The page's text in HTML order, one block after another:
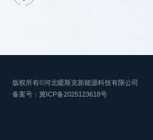
版权所有©河北暖斯克新能源科技有限公司
备案号：冀ICP备2025123618号